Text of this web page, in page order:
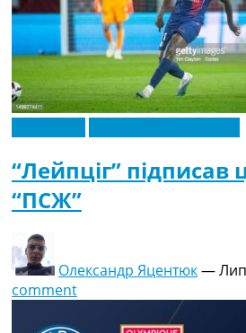
“Лейпціг” підписав
“ПСЖ”
Олександр Яцентюк—
comment